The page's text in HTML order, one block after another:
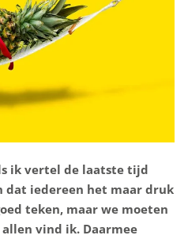
ik vertel de laatste tijd
dat iedereen het maar druk
teken, maar we moeten
vind ik. Daarmee